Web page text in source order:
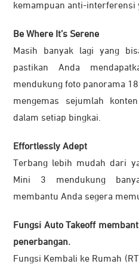
kemampuan anti-interferensi
Be Where It’s Serene
Masih banyak lagi yang
pastikan Anda
mendukung foto panorama
mengemas sejumlah
dalam setiap bingkai.
Effortlessly Adept
Terbang lebih mudah dari
Mini 3 mendukung
membantu Anda segera
Fungsi Auto Takeoff
penerbangan.
Fungsi Kembali ke Rumah